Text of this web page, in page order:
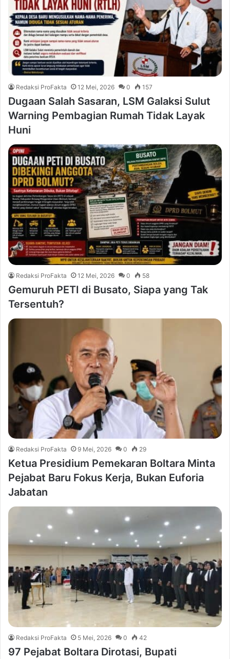
Redaksi ProFakta 12 Mei, 2026 0 157
Dugaan Salah Sasaran, LSM Galaksi Sulut
Warning Pembagian Rumah Tidak Layak
Huni
Redaksi ProFakta 12 Mei, 2026 0 58
Gemuruh PETI di Busato, Siapa yang Tak
Tersentuh?
Redaksi ProFakta 9 Mei, 2026 0 29
Ketua Presidium Pemekaran Boltara Minta
Pejabat Baru Fokus Kerja, Bukan Euforia
Jabatan
Redaksi ProFakta 5 Mei, 2026 0 42
97 Pejabat Boltara Dirotasi, Bupati